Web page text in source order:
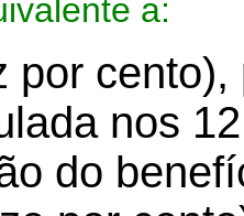
a:
por
nos
do